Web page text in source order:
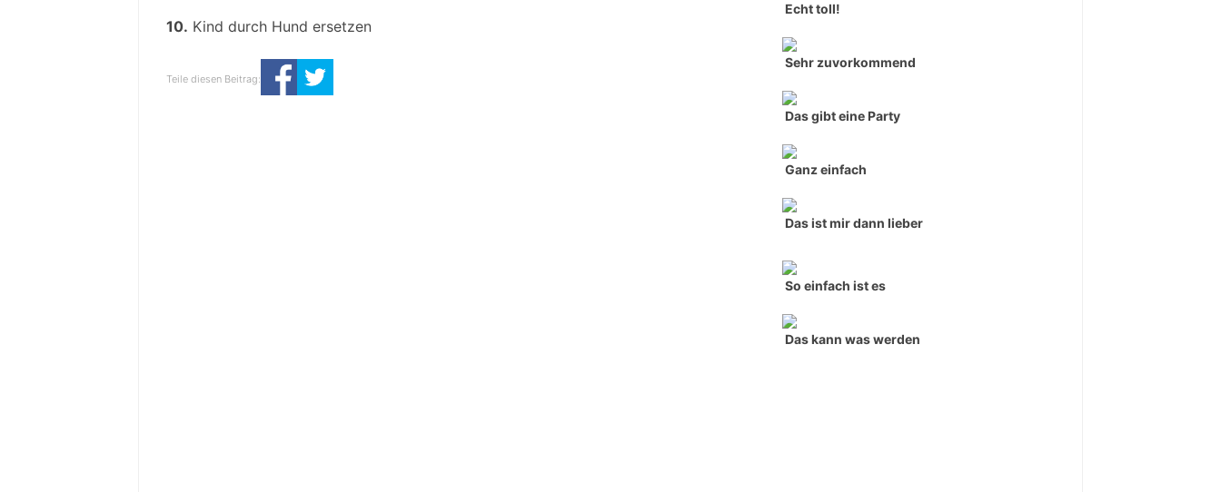
10. Kind durch Hund ersetzen
Teile diesen Beitrag:
Echt toll!
Sehr zuvorkommend
Das gibt eine Party
Ganz einfach
Das ist mir dann lieber
So einfach ist es
Das kann was werden